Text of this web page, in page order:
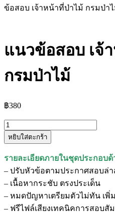
ข้อสอบ เจ้าหน้าที่ป่าไม้ กรมป่า
แนวข้อสอบ เจ้
กรมป่าไม้
฿380
จำนวน
แนว
เจ้า
หน้าที่
ป่า
ไม้
กรม
หยิบใส่ตะกร้า
รายละเอียดภายในชุดประกอบด้
– ปรับหัวข้อตามประกาศสอบล่
– เนื้อหากระชับ ตรงประเด็น
– หมดปัญหาเตรียมตัวไม่ทัน เพิ่
– ฟรีไฟล์เสียงเทคนิคการสอบ